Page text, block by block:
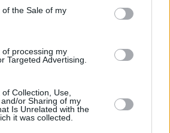
de nuevo en este sitio web o
de privacidad.
the Sale of my
processing my
Targeted Advertising.
Collection, Use,
or Sharing of my
Is Unrelated with the
it was collected.